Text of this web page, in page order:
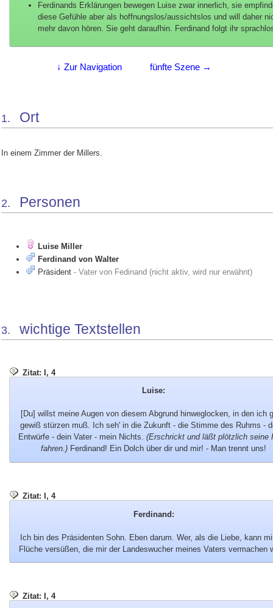
Ferdinands Erklärungen bewegen Luise zwar innerlich, sie
diese Gefühle aber als hoffnungslos/aussichtslos und will daher
mehr davon hören. Sie geht daraufhin. Ferdinand folgt ihr
↓ Zur Navigation fünfte Szene →
1. Ort
In einem Zimmer der Millers.
2. Personen
Luise Miller
Ferdinand von Walter
Präsident - Vater von Fedinand (nicht aktiv, wird nur erwähnt)
3. wichtige Textstellen
Zitat: I, 4
Luise:
[Du] willst meine Augen von diesem Abgrund hinweglocken, in den ich
gewiß stürzen muß. Ich seh' in die Zukunft - die Stimme des Ruhms -
Entwürfe - dein Vater - mein Nichts. (Erschrickt und läßt plötzlich seine
fahren.) Ferdinand! Ein Dolch über dir und mir! - Man trennt uns!
Zitat: I, 4
Ferdinand:
Ich bin des Präsidenten Sohn. Eben darum. Wer, als die Liebe, kann
Flüche versüßen, die mir der Landeswucher meines Vaters vermachen
Zitat: I, 4